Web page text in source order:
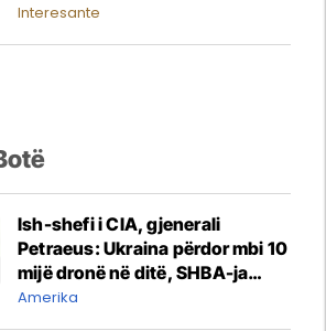
Interesante
Ish-shefi i CIA, gjenerali
Petraeus: Ukraina përdor mbi 10
mijë dronë në ditë, SHBA-ja
mbetet shumë prapa në
Amerika